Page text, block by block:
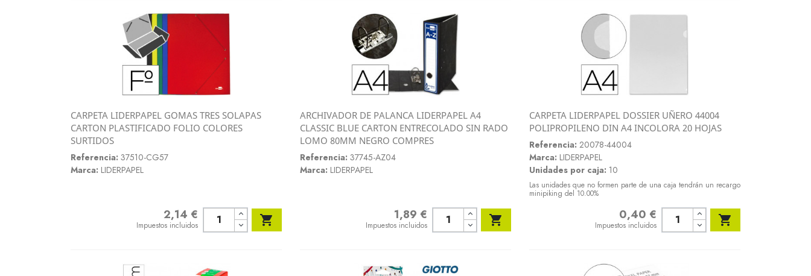
Vista rápida
CARPETA LIDERPAPEL GOMAS TRES SOLAPAS
CARTON PLASTIFICADO FOLIO COLORES
SURTIDOS
Referencia: 37510-CG57
Marca: LIDERPAPEL
2,14 €
Impuestos incluidos 
Vista rápida
ARCHIVADOR DE PALANCA LIDERPAPEL A4
CLASSIC BLUE CARTON ENTRECOLADO SIN RADO
LOMO 80MM NEGRO COMPRES
Referencia: 37745-AZ04
Marca: LIDERPAPEL
1,89 €
Impuestos incluidos 
Vista rápida
CARPETA LIDERPAPEL DOSSIER UÑERO 44004
POLIPROPILENO DIN A4 INCOLORA 20 HOJAS
Referencia: 20078-44004
Marca: LIDERPAPEL
Unidades por caja: 10
Las unidades que no formen parte de una caja tendrán un recargo
minipiking del 10.00%
0,40 €
Impuestos incluidos 